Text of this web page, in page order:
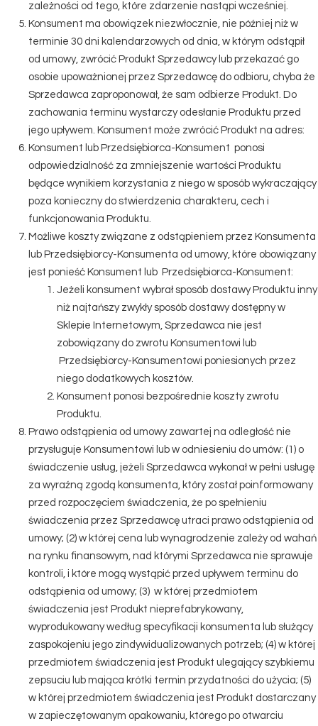
zależności od tego, które zdarzenie nastąpi wcześniej.
Konsument ma obowiązek niezwłocznie, nie później niż w
terminie 30 dni kalendarzowych od dnia, w którym odstąpił
od umowy, zwrócić Produkt Sprzedawcy lub przekazać go
osobie upoważnionej przez Sprzedawcę do odbioru, chyba że
Sprzedawca zaproponował, że sam odbierze Produkt. Do
zachowania terminu wystarczy odesłanie Produktu przed
jego upływem. Konsument może zwrócić Produkt na adres:
Konsument lub Przedsiębiorca-Konsument ponosi
odpowiedzialność za zmniejszenie wartości Produktu
będące wynikiem korzystania z niego w sposób wykraczający
poza konieczny do stwierdzenia charakteru, cech i
funkcjonowania Produktu.
Możliwe koszty związane z odstąpieniem przez Konsumenta
lub Przedsiębiorcy-Konsumenta od umowy, które obowiązany
jest ponieść Konsument lub Przedsiębiorca-Konsument:
Jeżeli konsument wybrał sposób dostawy Produktu inny
niż najtańszy zwykły sposób dostawy dostępny w
Sklepie Internetowym, Sprzedawca nie jest
zobowiązany do zwrotu Konsumentowi lub
Przedsiębiorcy-Konsumentowi poniesionych przez
niego dodatkowych kosztów.
Konsument ponosi bezpośrednie koszty zwrotu
Produktu.
Prawo odstąpienia od umowy zawartej na odległość nie
przysługuje Konsumentowi lub w odniesieniu do umów: (1) o
świadczenie usług, jeżeli Sprzedawca wykonał w pełni usługę
za wyraźną zgodą konsumenta, który został poinformowany
przed rozpoczęciem świadczenia, że po spełnieniu
świadczenia przez Sprzedawcę utraci prawo odstąpienia od
umowy; (2) w której cena lub wynagrodzenie zależy od wahań
na rynku finansowym, nad którymi Sprzedawca nie sprawuje
kontroli, i które mogą wystąpić przed upływem terminu do
odstąpienia od umowy; (3) w której przedmiotem
świadczenia jest Produkt nieprefabrykowany,
wyprodukowany według specyfikacji konsumenta lub służący
zaspokojeniu jego zindywidualizowanych potrzeb; (4) w której
przedmiotem świadczenia jest Produkt ulegający szybkiemu
zepsuciu lub mająca krótki termin przydatności do użycia; (5)
w której przedmiotem świadczenia jest Produkt dostarczany
w zapieczętowanym opakowaniu, którego po otwarciu